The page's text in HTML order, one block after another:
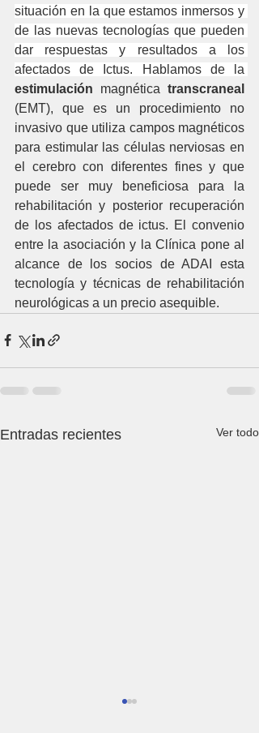
situación en la que estamos inmersos y
de las nuevas tecnologías que pueden
dar respuestas y resultados a los
estimulación magnética transcraneal
(EMT), que es un procedimiento no
invasivo que utiliza campos magnéticos
para estimular las células nerviosas en
el cerebro con diferentes fines y que
puede ser muy beneficiosa para la
rehabilitación y posterior recuperación
de los afectados de ictus. El convenio
entre la asociación y la Clínica pone al
alcance de los socios de ADAI esta
tecnología y técnicas de rehabilitación
neurológicas a un precio asequible.
Entradas recientes Ver todo